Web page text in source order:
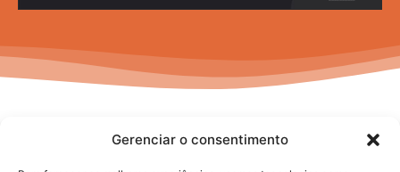
Gerenciar o consentimento